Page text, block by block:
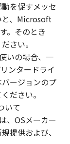
in
and
OR
OR
ARE
NO
BE
を促すメッセ
と、Microsoft
。そのとき
さい。
いの場合、一
ンタードライ
ージョンのプ
ださい。
いて
、OSメーカー
提供および、